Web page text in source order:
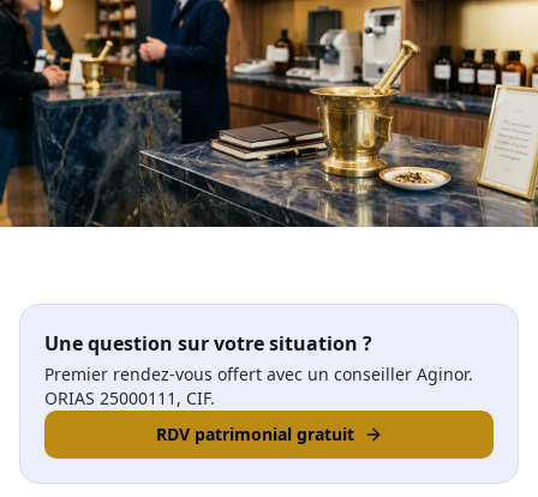
Une question sur votre situation ?
Premier rendez-vous offert avec un conseiller Aginor.
ORIAS 25000111, CIF.
RDV patrimonial gratuit